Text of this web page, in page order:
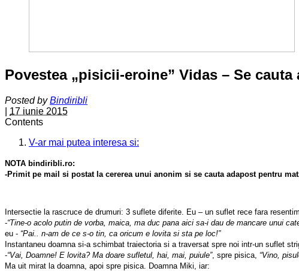
Povestea „pisicii-eroine” Vidas – Se cauta
Posted byBindiribli
17 iunie 2015
Contents
V-ar mai putea interesa si:
NOTA bindiribli.ro:
Intersectie la rascruce de drumuri: 3 suflete diferite. Eu – un suflet rece fara
-“Tine-o acolo putin de vorba, maica, ma duc pana aici sa-i dau de mancare unui
eu - “Pai.. n-am de ce s-o tin, ca oricum e lovita si sta pe loc!”
Instantaneu doamna si-a schimbat traiectoria si a traversat spre noi intr-un suflet
-“Vai, Doamne! E lovita? Ma doare sufletul, hai, mai, puiule”, spre pisica, “Vino,
Ma uit mirat la doamna, apoi spre pisica. Doamna Miki, iar: